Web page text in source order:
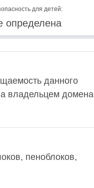
для детей:
определена
данного
владельцем домена
пеноблоков,